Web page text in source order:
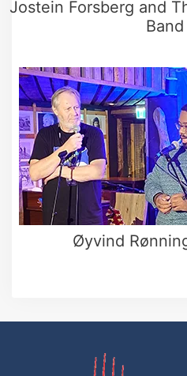
Jostein Forsberg and
Band
Øyvind